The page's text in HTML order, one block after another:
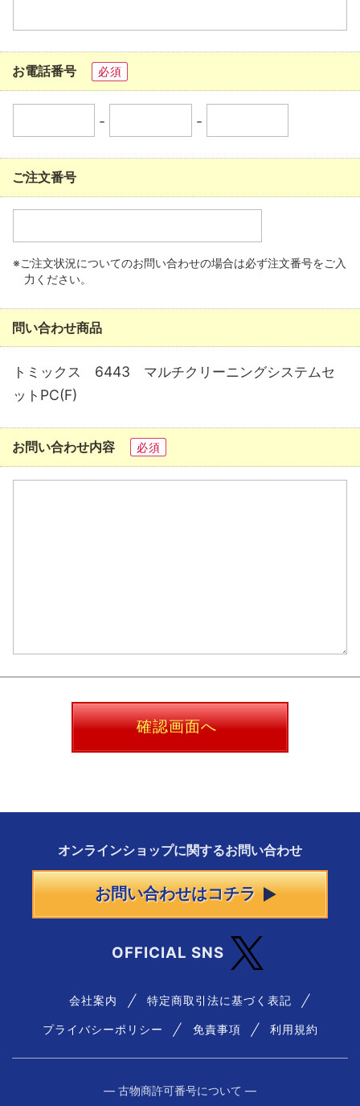
お電話番号 必須
- -
ご注文番号
※ご注文状況についてのお問い合わせの場合は必ず注文番号をご入
力ください。
問い合わせ商品
トミックス 6443 マルチクリーニングシステムセ
ットPC(F)
お問い合わせ内容 必須
確認画面へ
オンラインショップに関するお問い合わせ
お問い合わせはコチラ
OFFICIAL SNS
会社案内 特定商取引法に基づく表記
プライバシーポリシー 免責事項 利用規約
― 古物商許可番号について ―